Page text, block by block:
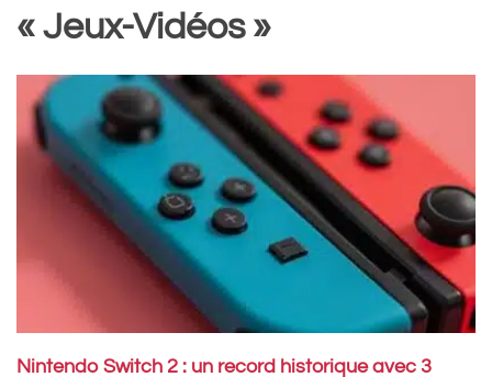
« Jeux-Vidéos »
Nintendo Switch 2 : un record historique avec 3